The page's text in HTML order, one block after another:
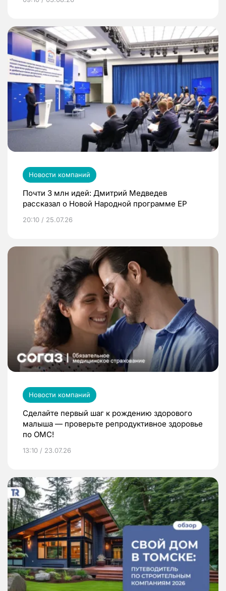
Новости компаний
Почти 3 млн идей: Дмитрий Медведев
рассказал о Новой Народной программе ЕР
20:10 / 25.07.26
Новости компаний
Сделайте первый шаг к рождению здорового
малыша — проверьте репродуктивное здоровье
по ОМС!
13:10 / 23.07.26